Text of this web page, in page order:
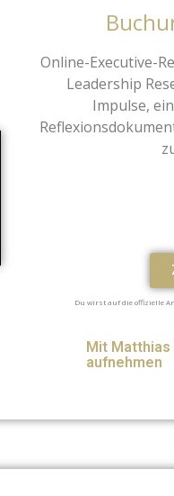
Online-Executive-
Leadership
Impulse,
Du wirst auf die offizielle
Mit
aufnehmen